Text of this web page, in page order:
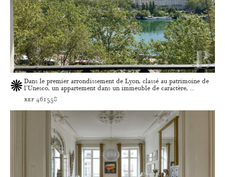
Dans le premier arrondissement de Lyon, classé au patrimoine de
l'Unesco, un appartement dans un immeuble de caractère, ...
ref 461558